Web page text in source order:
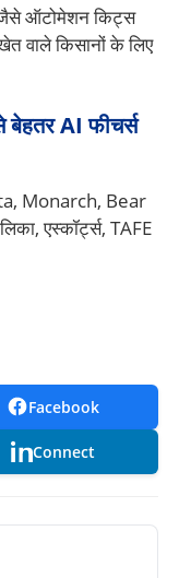
जैसे ऑटोमेशन किट्स
वाले किसानों के लिए
AI फीचर्स
Monarch, Bear
एस्कॉर्ट्स, TAFE
Facebook
Connect